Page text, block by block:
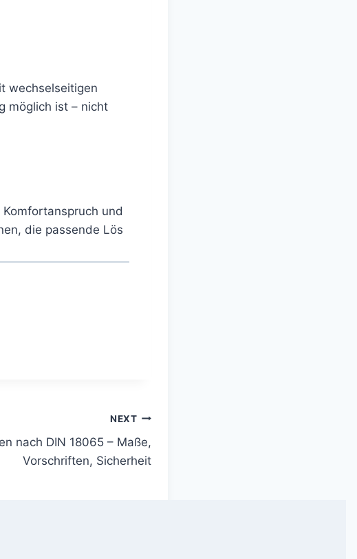
wechselseitigen
möglich ist – nicht
und
die passende Lös
NEXT
nach DIN 18065 – Maße,
Vorschriften, Sicherheit